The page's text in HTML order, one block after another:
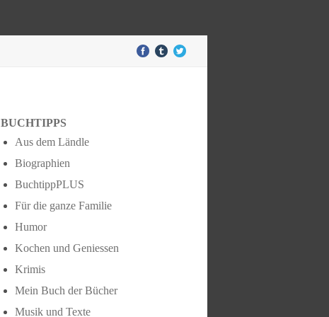
BUCHTIPPS
Aus dem Ländle
Biographien
BuchtippPLUS
Für die ganze Familie
Humor
Kochen und Geniessen
Krimis
Mein Buch der Bücher
Musik und Texte